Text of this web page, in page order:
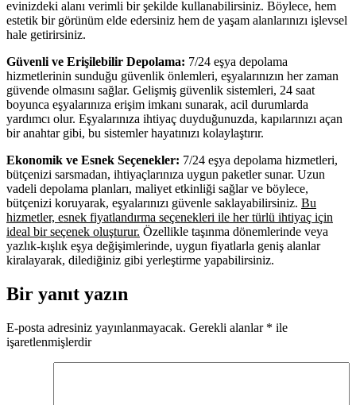
evinizdeki alanı verimli bir şekilde kullanabilirsiniz. Böylece, hem
estetik bir görünüm elde edersiniz hem de yaşam alanlarınızı işlevsel
hale getirirsiniz.
Güvenli ve Erişilebilir Depolama: 7/24 eşya depolama
hizmetlerinin sunduğu güvenlik önlemleri, eşyalarınızın her zaman
güvende olmasını sağlar. Gelişmiş güvenlik sistemleri, 24 saat
boyunca eşyalarınıza erişim imkanı sunarak, acil durumlarda
yardımcı olur. Eşyalarınıza ihtiyaç duyduğunuzda, kapılarınızı açan
bir anahtar gibi, bu sistemler hayatınızı kolaylaştırır.
Ekonomik ve Esnek Seçenekler: 7/24 eşya depolama hizmetleri,
bütçenizi sarsmadan, ihtiyaçlarınıza uygun paketler sunar. Uzun
vadeli depolama planları, maliyet etkinliği sağlar ve böylece,
bütçenizi koruyarak, eşyalarınızı güvenle saklayabilirsiniz. Bu
hizmetler, esnek fiyatlandırma seçenekleri ile her türlü ihtiyaç için
ideal bir seçenek oluşturur. Özellikle taşınma dönemlerinde veya
yazlık-kışlık eşya değişimlerinde, uygun fiyatlarla geniş alanlar
kiralayarak, dilediğiniz gibi yerleştirme yapabilirsiniz.
Bir yanıt yazın
E-posta adresiniz yayınlanmayacak. Gerekli alanlar * ile
işaretlenmişlerdir